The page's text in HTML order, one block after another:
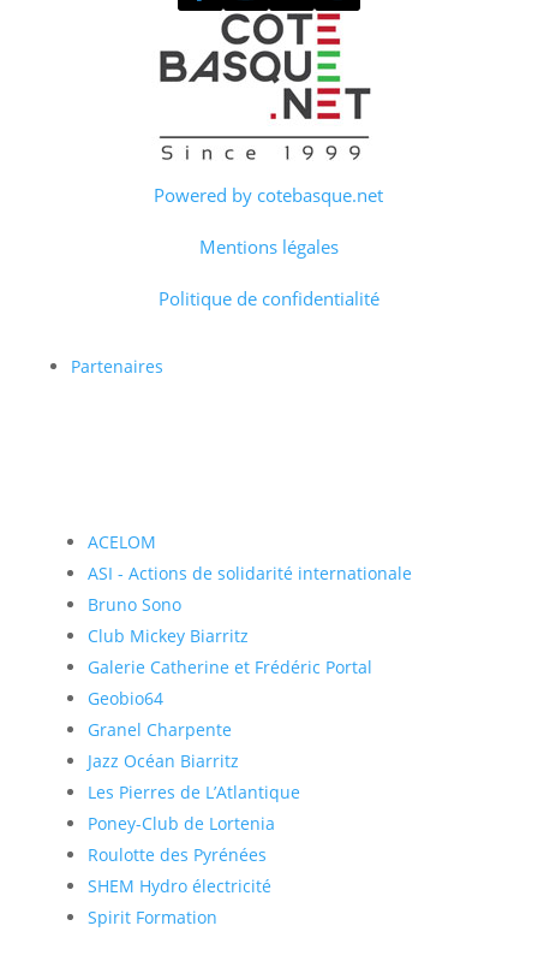
Powered by cotebasque.net
Mentions légales
Politique de confidentialité
Partenaires
ACELOM
ASI - Actions de solidarité internationale
Bruno Sono
Club Mickey Biarritz
Galerie Catherine et Frédéric Portal
Geobio64
Granel Charpente
Jazz Océan Biarritz
Les Pierres de L’Atlantique
Poney-Club de Lortenia
Roulotte des Pyrénées
SHEM Hydro électricité
Spirit Formation